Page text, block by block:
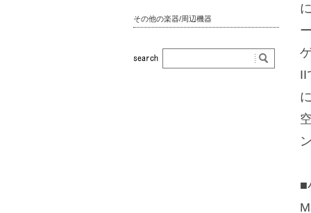
II
■
その他の楽器/周辺機器